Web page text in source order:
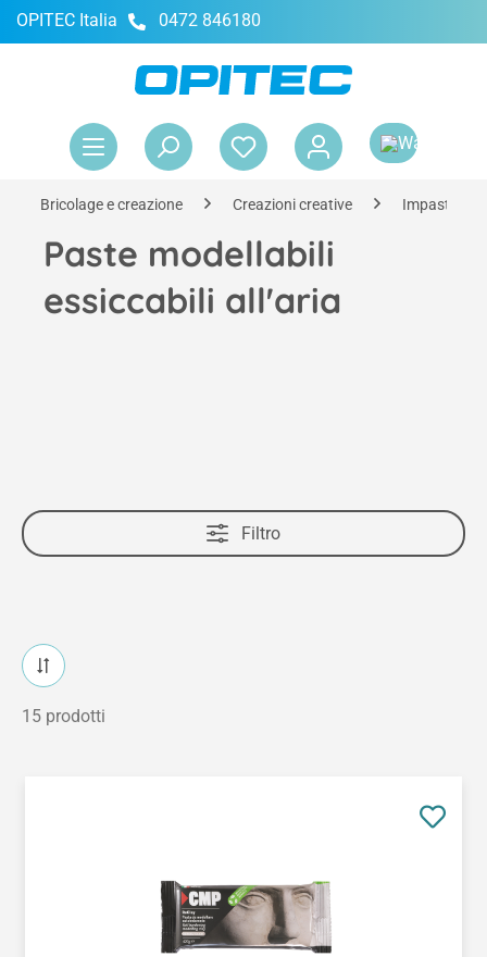
principale
OPITEC Italia 0472 846180
Bricolage e creazione Creazioni creative Impastare e
Paste modellabili
essiccabili all'aria
Filtro
15 prodotti